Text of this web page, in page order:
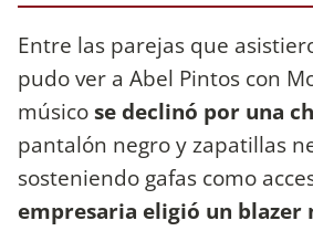
Entre las parejas que
pudo ver a Abel Pintos con
músicose declinó por una
pantalón negro y zapatillas
sosteniendo gafas como
empresaria eligió un blazer